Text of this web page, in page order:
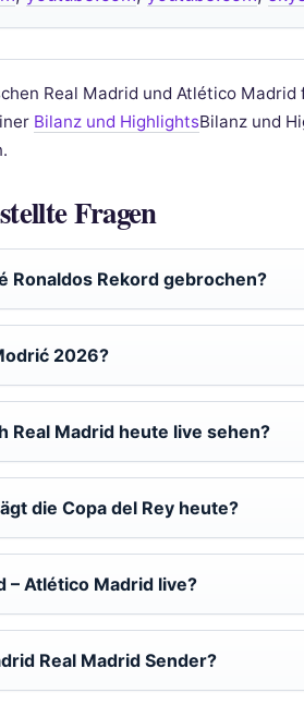
Real Madrid und Atlético
Bilanz und HighlightsBilanz und
Fragen
Ronaldos Rekord gebrochen?
2026?
Real Madrid heute live sehen?
die Copa del Rey heute?
– Atlético Madrid live?
Real Madrid Sender?